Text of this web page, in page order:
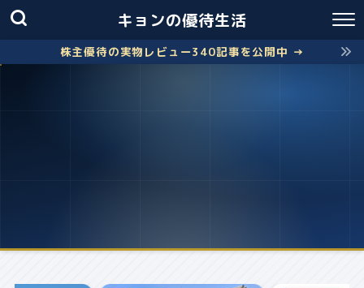
キョンの優待生活
株主優待の実物レビュー340記事を公開中 →